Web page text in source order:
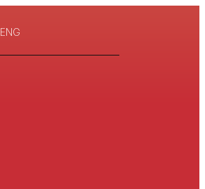
ENG